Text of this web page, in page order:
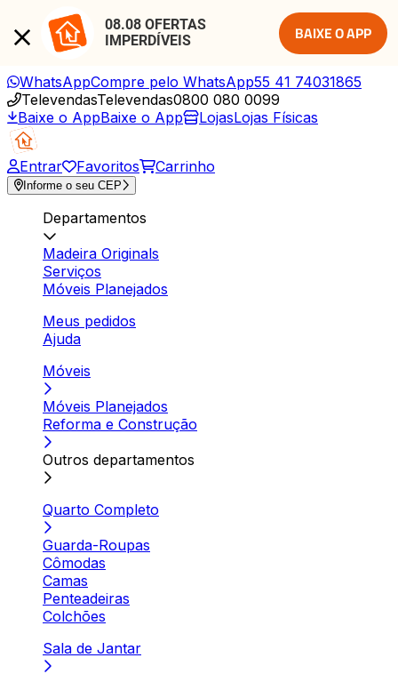
08.08 OFERTAS
IMPERDÍVEIS
BAIXE O APP
WhatsAppCompre pelo WhatsApp55 41 74031865
TelevendasTelevendas0800 080 0099
Baixe o AppBaixe o App LojasLojas Físicas
Entrar Favoritos Carrinho
Informe o seu CEP
Departamentos
Madeira Originals
Serviços
Móveis Planejados
Meus pedidos
Ajuda
Móveis
Móveis Planejados
Reforma e Construção
Outros departamentos
Quarto Completo
Guarda-Roupas
Cômodas
Camas
Penteadeiras
Colchões
Sala de Jantar